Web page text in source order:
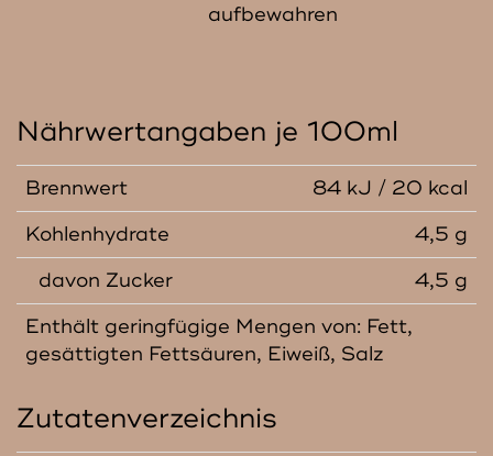
aufbewahren
Nährwertangaben je 100ml
Brennwert
84 kJ / 20 kcal
Kohlenhydrate
4,5 g
davon Zucker
4,5 g
Enthält geringfügige Mengen von: Fett,
gesättigten Fettsäuren, Eiweiß, Salz
Zutatenverzeichnis